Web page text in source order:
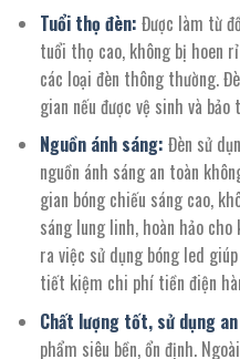
Tuổi thọ đèn: Được làm từ
tuổi thọ cao, không bị hoen
các loại đèn thông thường.
gian nếu được vệ sinh và
Nguồn ánh sáng: Đèn sử
nguồn ánh sáng an toàn
gian bóng chiếu sáng cao,
sáng lung linh, hoàn hảo
ra việc sử dụng bóng led
tiết kiệm chi phí tiền điện
Chất lượng tốt, sử dụng
phẩm siêu bền, ổn định.